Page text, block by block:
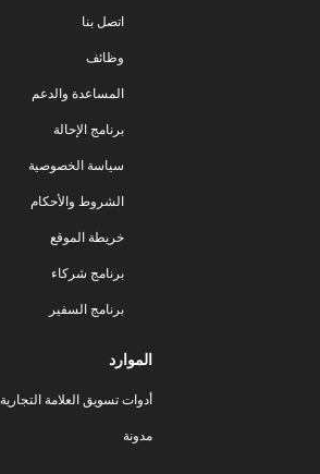
اتصل بنا
وظائف
المساعدة والدعم
برنامج الإحالة
سياسة الخصوصية
الشروط والأحكام
خريطة الموقع
برنامج شركاء
برنامج السفير
الموارد
أدوات تسويق العلامة التجارية
مدونة